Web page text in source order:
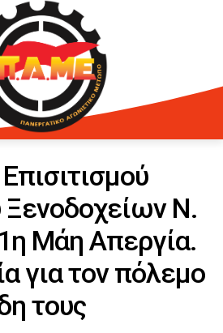
Ξενοδοχείων Ν.
Μάη Απεργία.
για τον πόλεμο
τους